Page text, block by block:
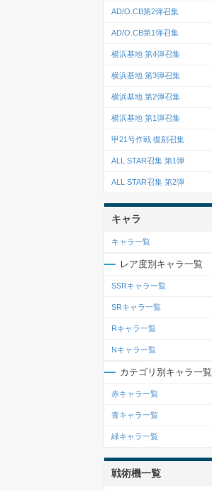
AD/O.CB第2弾召集
AD/O.CB第1弾召集
横浜基地 第4弾召集
横浜基地 第3弾召集
横浜基地 第2弾召集
横浜基地 第1弾召集
甲21号作戦 復刻召集
ALL STAR召集 第1弾
ALL STAR召集 第2弾
キャラ
キャラ一覧
レア度別キャラ一覧
SSRキャラ一覧
SRキャラ一覧
Rキャラ一覧
Nキャラ一覧
カテゴリ別キャラ一覧
赤キャラ一覧
青キャラ一覧
緑キャラ一覧
戦術機一覧